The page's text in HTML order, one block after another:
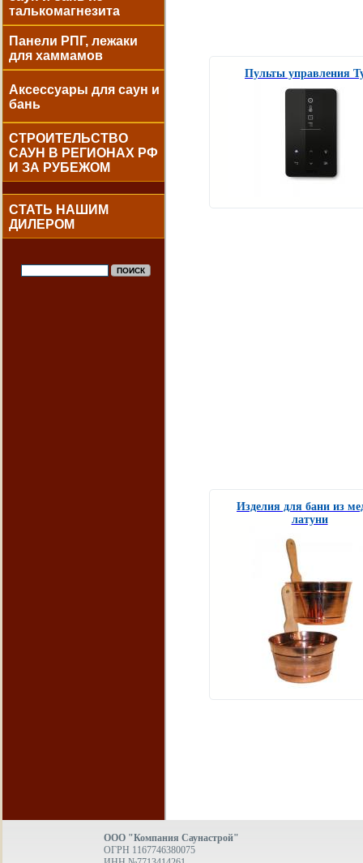
талькомагнезита
Панели РПГ, лежаки
для хаммамов
Аксессуары для саун и
бань
СТРОИТЕЛЬСТВО
САУН В РЕГИОНАХ РФ
И ЗА РУБЕЖОМ
СТАТЬ НАШИМ
ДИЛЕРОМ
Пульты управления
Изделия для бани из
латуни
ООО "Компания Саунастрой"
ОГРН 1167746380075